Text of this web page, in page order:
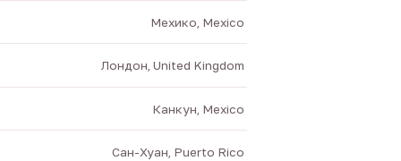
Мехико, Mexico
Лондон, United Kingdom
Канкун, Mexico
Сан-Хуан, Puerto Rico